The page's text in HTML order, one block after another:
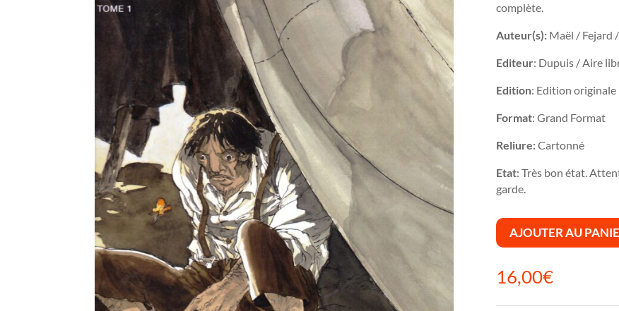
complète.
Auteur(s):Maël / Fejard
Editeur: Dupuis / Aire
Edition: Edition originale
Format: Grand Format
Reliure:Cartonné
Etat: Très bon état.
garde.
AJOUTER AU
16,00€